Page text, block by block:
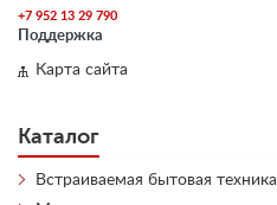
+7 952 13 29 790
Поддержка
Карта сайта
Каталог
Встраиваемая бытовая техника